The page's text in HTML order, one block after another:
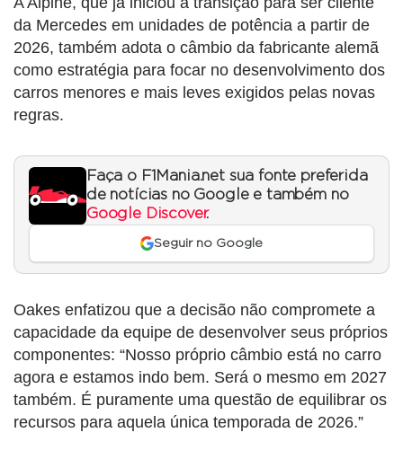
da Mercedes em unidades de potência a partir de
2026, também adota o câmbio da fabricante alemã
como estratégia para focar no desenvolvimento dos
carros menores e mais leves exigidos pelas novas
regras.
Faça o F1Mania.net sua fonte preferida
de notícias no Google e também no
Google Discover.
Seguir no Google
Oakes enfatizou que a decisão não compromete a
capacidade da equipe de desenvolver seus próprios
componentes: “Nosso próprio câmbio está no carro
agora e estamos indo bem. Será o mesmo em 2027
também. É puramente uma questão de equilibrar os
recursos para aquela única temporada de 2026.”